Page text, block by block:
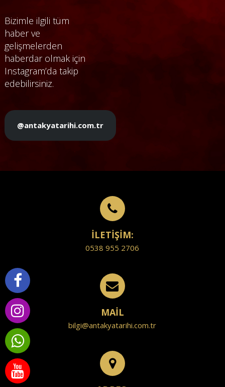
Bizimle ilgili tüm
haber ve
gelişmelerden
haberdar olmak için
Instagram’da takip
edebilirsiniz.
@antakyatarihi.com.tr
İLETİŞİM:
0538 955 2706
MAİL
bilgi@antakyatarihi.com.tr